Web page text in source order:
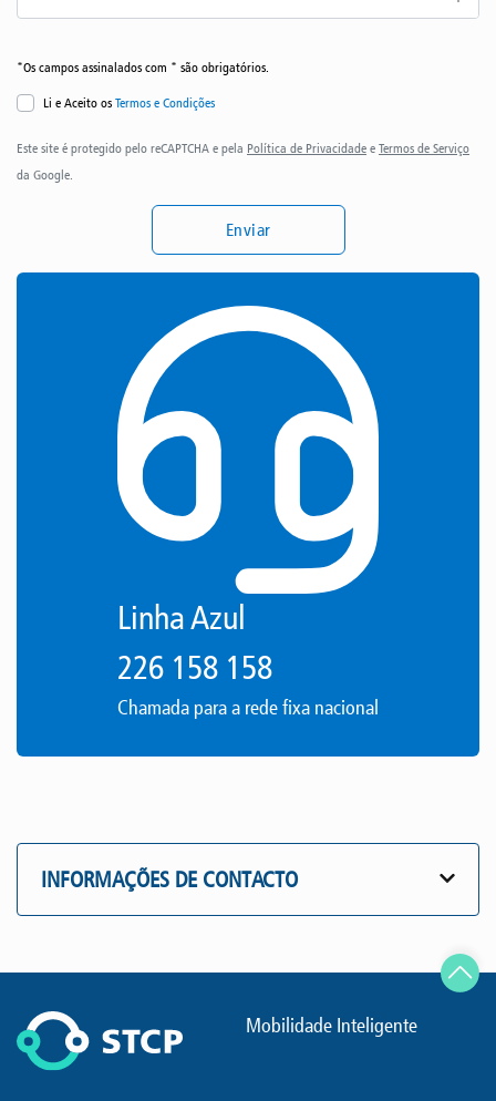
*Os campos assinalados com * são obrigatórios.
Li e Aceito os Termos e Condições
Este site é protegido pelo reCAPTCHA e pela Política de Privacidade e Termos de Serviço
da Google.
Enviar
Linha Azul
226 158 158
Chamada para a rede fixa nacional
INFORMAÇÕES DE CONTACTO
Mobilidade Inteligente